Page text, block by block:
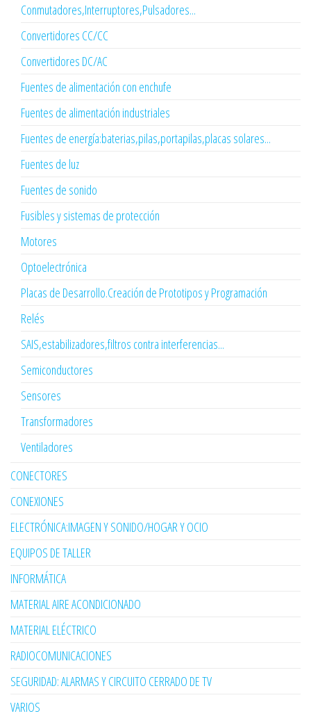
Conmutadores,Interruptores,Pulsadores...
Convertidores CC/CC
Convertidores DC/AC
Fuentes de alimentación con enchufe
Fuentes de alimentación industriales
Fuentes de energía:baterias,pilas,portapilas,placas solares...
Fuentes de luz
Fuentes de sonido
Fusibles y sistemas de protección
Motores
Optoelectrónica
Placas de Desarrollo.Creación de Prototipos y Programación
Relés
SAIS,estabilizadores,filtros contra interferencias...
Semiconductores
Sensores
Transformadores
Ventiladores
CONECTORES
CONEXIONES
ELECTRÓNICA:IMAGEN Y SONIDO/HOGAR Y OCIO
EQUIPOS DE TALLER
INFORMÁTICA
MATERIAL AIRE ACONDICIONADO
MATERIAL ELÉCTRICO
RADIOCOMUNICACIONES
SEGURIDAD: ALARMAS Y CIRCUITO CERRADO DE TV
VARIOS